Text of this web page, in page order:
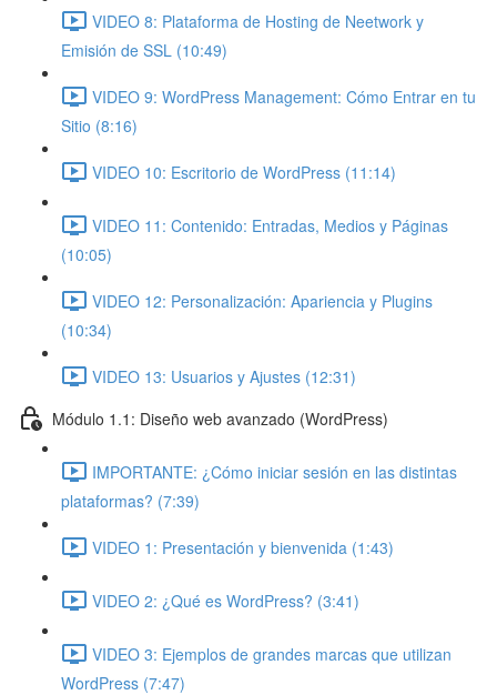
VIDEO 8: Plataforma de Hosting de Neetwork y
Emisión de SSL (10:49)
VIDEO 9: WordPress Management: Cómo Entrar en tu
Sitio (8:16)
VIDEO 10: Escritorio de WordPress (11:14)
VIDEO 11: Contenido: Entradas, Medios y Páginas
(10:05)
VIDEO 12: Personalización: Apariencia y Plugins
(10:34)
VIDEO 13: Usuarios y Ajustes (12:31)
Módulo 1.1: Diseño web avanzado (WordPress)
IMPORTANTE: ¿Cómo iniciar sesión en las distintas
plataformas? (7:39)
VIDEO 1: Presentación y bienvenida (1:43)
VIDEO 2: ¿Qué es WordPress? (3:41)
VIDEO 3: Ejemplos de grandes marcas que utilizan
WordPress (7:47)